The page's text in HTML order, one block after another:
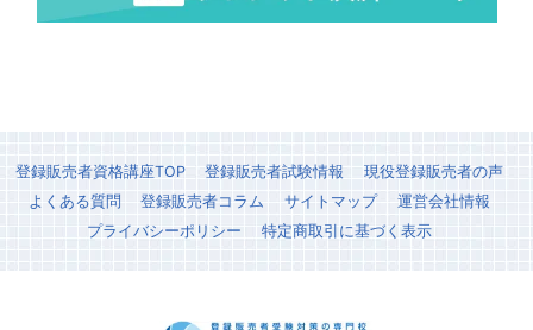
登録販売者資格講座TOP 登録販売者試験情報
現役登録販売者の声
よくある質問
登録販売者コラム サイトマップ
運営会社情報
プライバシーポリシー
特定商取引に基づく表示